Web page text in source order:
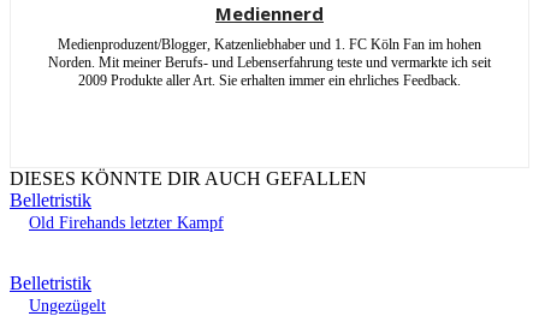
Mediennerd
Medienproduzent/Blogger, Katzenliebhaber und 1. FC Köln Fan im hohen
Norden. Mit meiner Berufs- und Lebenserfahrung teste und vermarkte ich seit
2009 Produkte aller Art. Sie erhalten immer ein ehrliches Feedback.
DIESES KÖNNTE DIR AUCH GEFALLEN
Belletristik
Old Firehands letzter Kampf
Belletristik
Ungezügelt